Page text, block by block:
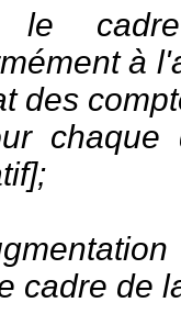
le cadre
à
des
chaque
cadre de